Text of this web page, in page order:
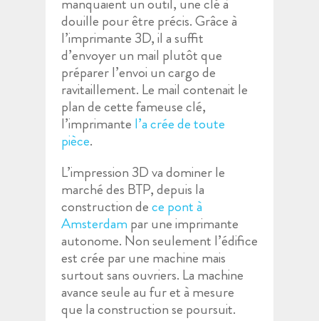
manquaient un outil, une clé à
douille pour être précis. Grâce à
l’imprimante 3D, il a suffit
d’envoyer un mail plutôt que
préparer l’envoi un cargo de
ravitaillement. Le mail contenait le
plan de cette fameuse clé,
l’imprimante l’a crée de toute
pièce.
L’impression 3D va dominer le
marché des BTP, depuis la
construction dece pont à
Amsterdam par une imprimante
autonome. Non seulement l’édifice
est crée par une machine mais
surtout sans ouvriers. La machine
avance seule au fur et à mesure
que la construction se poursuit.